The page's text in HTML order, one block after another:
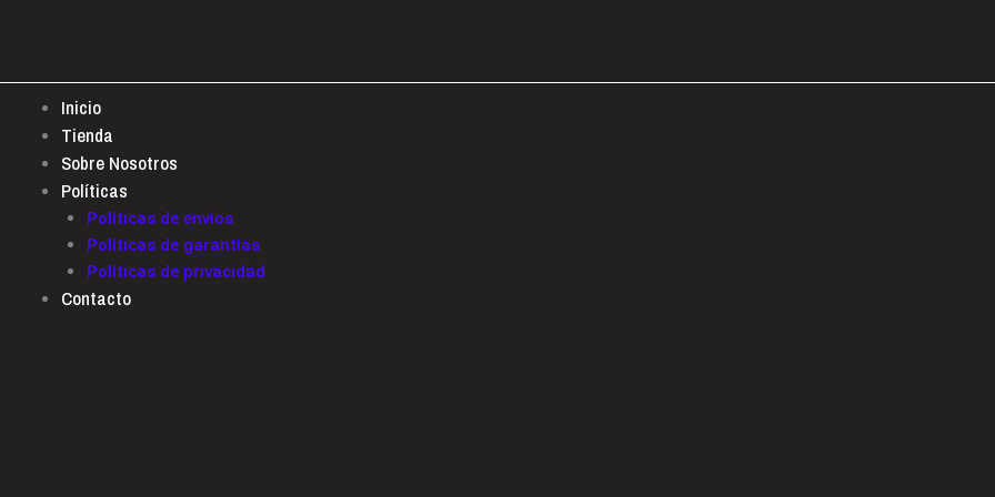
Inicio
Tienda
Sobre Nosotros
Políticas
Políticas de envíos
Políticas de garantías
Políticas de privacidad
Contacto